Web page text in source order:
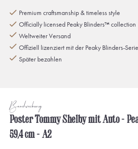
Premium craftsmanship & timeless style
Officially licensed Peaky Blinders™ collection
Weltweiter Versand
Offiziell lizenziert mit der Peaky Blinders-Serie
Später bezahlen
Beschreibung
Poster Tommy Shelby mit Auto -
59,4 cm - A2